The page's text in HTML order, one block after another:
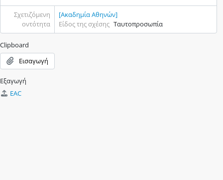
Σχετιζόμενη
οντότητα
[Ακαδημία Αθηνών]
Είδος της σχέσης Ταυτοπροσωπία
Clipboard
Εισαγωγή
Εξαγωγή
EAC